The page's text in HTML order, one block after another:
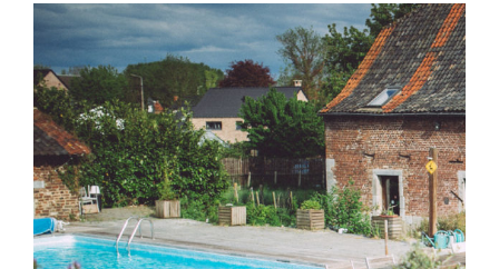
NOS GITES
MARIAGES
NOS ACTIVITES
Voir
agrandie